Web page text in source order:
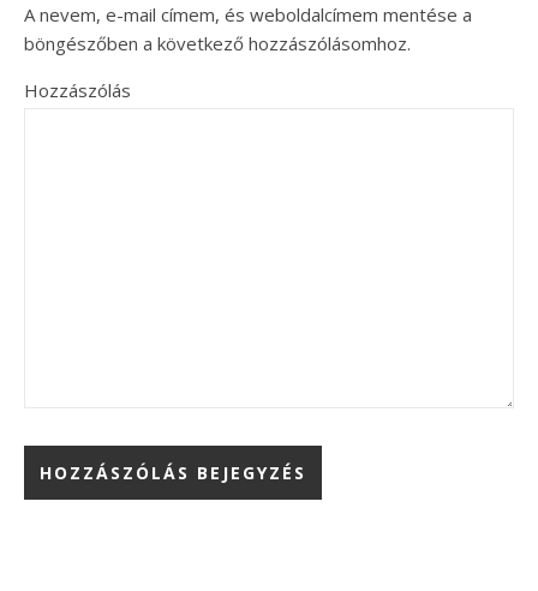
A nevem, e-mail címem, és weboldalcímem mentése a
böngészőben a következő hozzászólásomhoz.
Hozzászólás